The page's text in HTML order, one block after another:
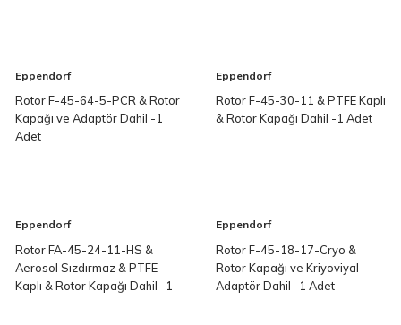
Eppendorf
Rotor F-45-64-5-PCR & Rotor
Kapağı ve Adaptör Dahil -1
Adet
Eppendorf
Rotor F-45-30-11 & PTFE Kaplı
& Rotor Kapağı Dahil -1 Adet
Eppendorf
Rotor FA-45-24-11-HS &
Aerosol Sızdırmaz & PTFE
Kaplı & Rotor Kapağı Dahil -1
Eppendorf
Rotor F-45-18-17-Cryo &
Rotor Kapağı ve Kriyoviyal
Adaptör Dahil -1 Adet